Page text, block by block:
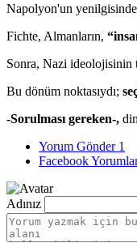
Napolyon'un
Fichte, Almanların,
Sonra, Nazi ideolojisinin
Bu dönüm noktasıydı;
-Sorulması gereken-,
Yorum Gönder 1
Facebook
Adınız